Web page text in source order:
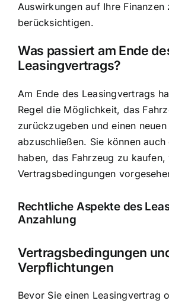
Auswirkungen auf Ihre Finanzen
berücksichtigen.
Was passiert am Ende
Leasingvertrags?
Am Ende des Leasingvertrags
Regel die Möglichkeit, das
zurückzugeben und einen
abzuschließen. Sie können
haben, das Fahrzeug zu
Vertragsbedingungen
Rechtliche Aspekte des
Anzahlung
Vertragsbedingungen
Verpflichtungen
Bevor Sie einen Leasingvertrag